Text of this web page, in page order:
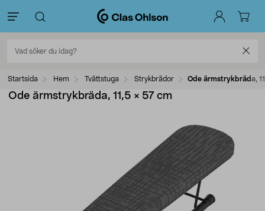
Startsida Hem Tvättstuga Strykbrädor Ode ärmstrykbräda,
Ode ärmstrykbräda, 11,5 × 57 cm